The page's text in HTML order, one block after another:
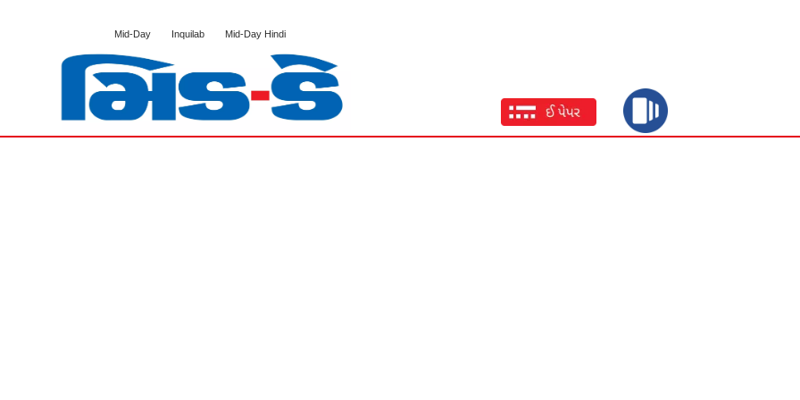
Mid-Day Inquilab Mid-Day Hindi